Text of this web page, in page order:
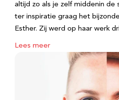
altijd zo als je zelf middenin de
ter inspiratie graag het
Esther. Zij werd op haar werk
Lees meer